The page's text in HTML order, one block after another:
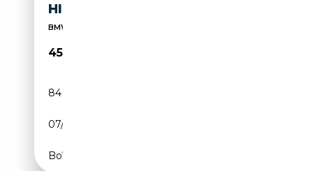
HIFI DAB
BMW / MINI Vertragshändler seit 1972
45 630€
84 866 km
07/2023
Boîte automatique